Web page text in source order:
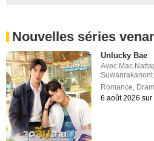
Nouvelles séries
Unlucky Bae
Avec Mac
Suwanrakanont
Romance
6 août 2026 sur